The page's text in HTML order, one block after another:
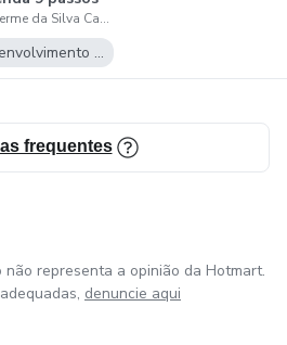
alcançar
Guilherme da Silva Caetano Ferreira
Desenvolvimento Pessoal
frequentes
representa a opinião da Hotmart.
denuncie aqui